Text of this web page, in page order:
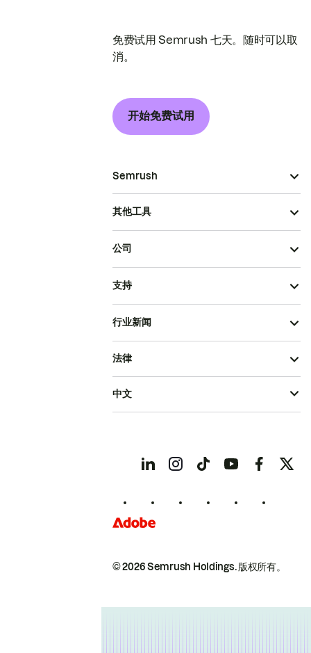
免费试用 Semrush 七天。随时可以取
消。
开始免费试用
Semrush
其他工具
公司
支持
行业新闻
© 2026 Semrush Holdings.版权所有。
法律
中文